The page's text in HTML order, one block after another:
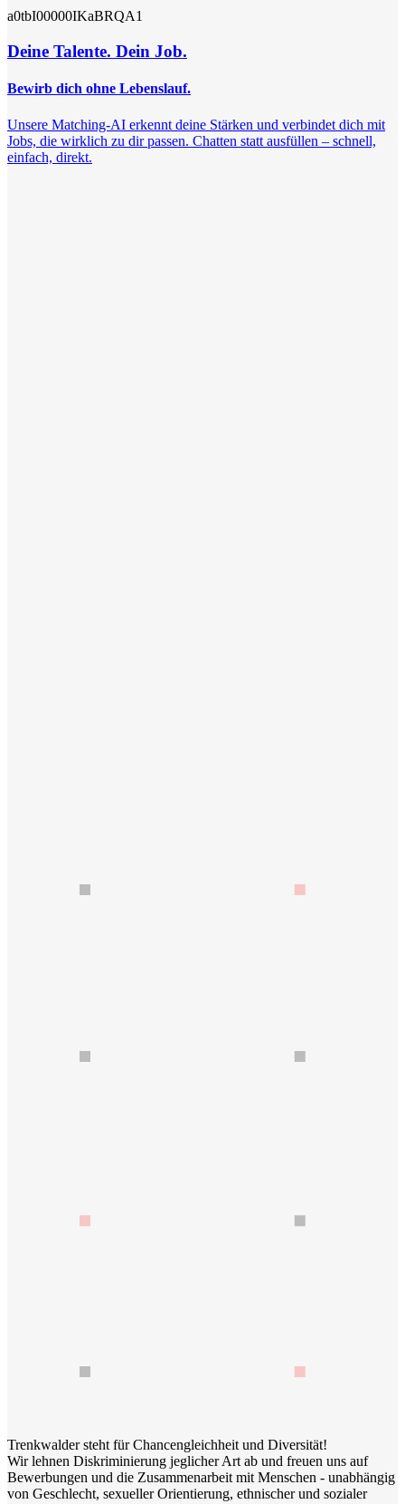
a0tbI00000IKaBRQA1
Deine Talente. Dein Job.
Bewirb dich ohne Lebenslauf.
Unsere Matching-AI erkennt deine Stärken und verbindet dich mit
Jobs, die wirklich zu dir passen. Chatten statt ausfüllen – schnell,
einfach, direkt.
Trenkwalder steht für Chancengleichheit und Diversität!
Wir lehnen Diskriminierung jeglicher Art ab und freuen uns auf
Bewerbungen und die Zusammenarbeit mit Menschen - unabhängig
von Geschlecht, sexueller Orientierung, ethnischer und sozialer